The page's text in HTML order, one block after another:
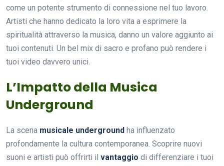
come un potente strumento di connessione nel tuo lavoro.
Artisti che hanno dedicato la loro vita a esprimere la
spiritualità attraverso la musica, danno un valore aggiunto ai
tuoi contenuti. Un bel mix di sacro e profano può rendere i
tuoi video davvero unici.
L’Impatto della Musica
Underground
La scena musicale underground ha influenzato
profondamente la cultura contemporanea. Scoprire nuovi
suoni e artisti può offrirti il vantaggio di differenziare i tuoi